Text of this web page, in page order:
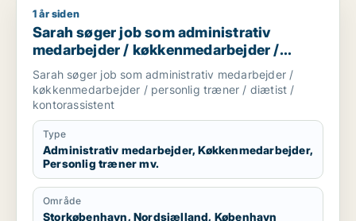
Sarah søger job som administrativ medarbejder /
1 år siden
Sarah søger job som administrativ
medarbejder / køkkenmedarbejder /
personlig træner / diætist /
kontorassistent
Sarah søger job som administrativ medarbejder /
køkkenmedarbejder / personlig træner / diætist /
kontorassistent
Type
Administrativ medarbejder, Køkkenmedarbejder,
Personlig træner mv.
Område
Storkøbenhavn, Nordsjælland, København